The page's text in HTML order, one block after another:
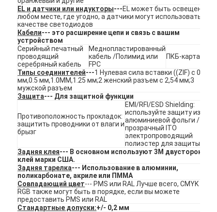
Переключатель мембраны FPC
Водонепроницаемый мембранный переключатель
Дигитальный мембранный переключатель печати
переключатель мембраны с подсветкой
Графический верхний слой
Медицинский переключатель мембраны
Плоская мембрана переключателя
ESD мембранный переключатель
Переключатель мембраны LCD
Емкостный переключатель мембраны
EL и датчики или индукторы---EL может быть освещен в
любом месте, где угодно, а датчики могут использоваться в
качестве светодиодов
Кабели--- это расширение цепи и связь с вашим
устройством
Серийный печатный
проводящий
серебряный кабель
Меднопластированный
кабель /Полимид или
FPC
ПКБ-карта
Типы соединителей---1 Нулевая сила вставки ((ZIF) с 0,3
мм,0.5 мм,1.0MM,1.25 мм;2 женский разъем с 2,54 мм;3
мужской разъем
Защита--- Для защитной функции
Противоположность прокладок:
защитить проводники от влаги и
брызг
EMI/RFI/ESD Shielding:
используйте защиту из
алюминиевой фольги /
прозрачный ITO
электропроводящий
полиэстер для защиты
Задняя клея--- В основном используют 3M двусторонний
клей марки США.
Задняя тарелка--- Использование в алюминии,
поликарбонате, акриле или ПММА
Совпадающий цвет--- PMS или RAL Лучше всего, CMYK или
RGB также могут быть в порядке, если вы можете
предоставить PMS или RAL
Стандартные допуски:+/- 0,2 мм